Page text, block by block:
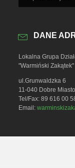
DANE
Lokalna Grupa
"Warmiński Zakątek"
ul.Grunwaldzka 6
11-040 Dobre Miasto
Tel/Fax: 89 616 00
Email: